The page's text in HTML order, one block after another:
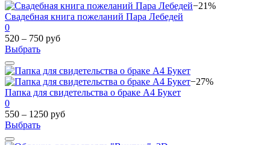
−21%
Свадебная книга пожеланий Пара Лебедей
0
520 – 750 руб
Выбрать
−27%
Папка для свидетельства о браке А4 Букет
0
550 – 1250 руб
Выбрать